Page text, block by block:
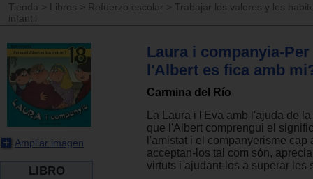
Tienda > Libros > Refuerzo escolar > Trabajar los valores y los
infantil
Ampliar imagen
LIBRO
Laura i companyia-Per
l'Albert es fica amb
Carmina del Río
La Laura i l'Eva amb l'ajuda de
que l'Albert comprengui el
l'amistat i el companyerisme cap
acceptan-los tal com són,
virtuts i ajudant-los a superar les